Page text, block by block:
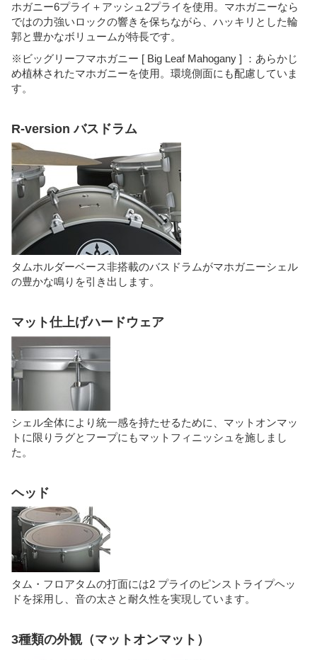
ホガニー6プライ＋アッシュ2プライを使用。マホガニーなら
ではの力強いロックの響きを保ちながら、ハッキリとした輪
郭と豊かなボリュームが特長です。
※ビッグリーフマホガニー [ Big Leaf Mahogany ] ：あらかじ
め植林されたマホガニーを使用。環境側面にも配慮していま
す。
R-version バスドラム
タムホルダーベース非搭載のバスドラムがマホガニーシェル
の豊かな鳴りを引き出します。
マット仕上げハードウェア
シェル全体により統一感を持たせるために、マットオンマッ
トに限りラグとフープにもマットフィニッシュを施しまし
た。
ヘッド
タム・フロアタムの打面には2 プライのピンストライプヘッ
ドを採用し、音の太さと耐久性を実現しています。
3種類の外観（マットオンマット）